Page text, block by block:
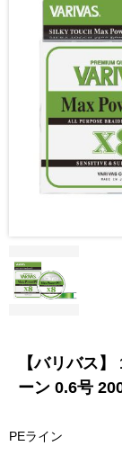
【バリバス
ーン 0.6号
PEライン